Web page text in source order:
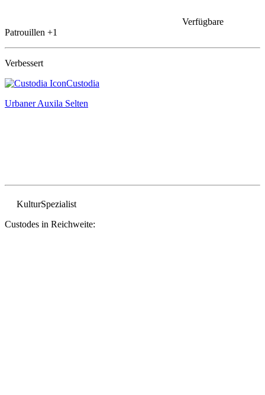
Verfügbare
Patrouillen +1
Verbessert
Custodia
Urbaner Auxila Selten
KulturSpezialist
Custodes in Reichweite: